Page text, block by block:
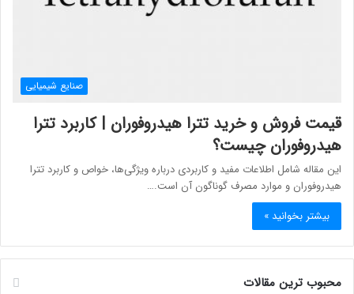
صنایع شیمیایی
قیمت فروش و خرید تترا هیدروفوران | کاربرد تترا
هیدروفوران چیست؟
این مقاله شامل اطلاعات مفید و کاربردی درباره ویژگی‌ها، خواص و کاربرد تترا
هیدروفوران و موارد مصرف گوناگون آن است.…
بیشتر بخوانید »
محبوب ترین مقالات